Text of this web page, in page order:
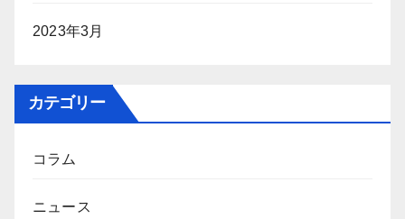
2023年3月
カテゴリー
コラム
ニュース